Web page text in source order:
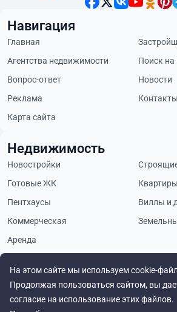
На этом сайте мы используем cookie-
Продолжая пользоваться сайтом, вы
согласие на использование этих файлов.
Будьте в
Навигация
Главная
Агентства недвижимости
Поиск на
Вопрос-ответ
Новости
Реклама
Контакты
Карта сайта
Недвижимость
Новостройки
Готовые ЖК
Квартиры
Пентхаусы
Виллы и
Коммерческая
Аренда